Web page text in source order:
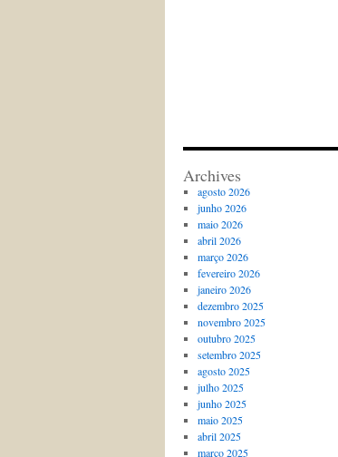
Archives
agosto 2026
junho 2026
maio 2026
abril 2026
março 2026
fevereiro 2026
janeiro 2026
dezembro 2025
novembro 2025
outubro 2025
setembro 2025
agosto 2025
julho 2025
junho 2025
maio 2025
abril 2025
março 2025